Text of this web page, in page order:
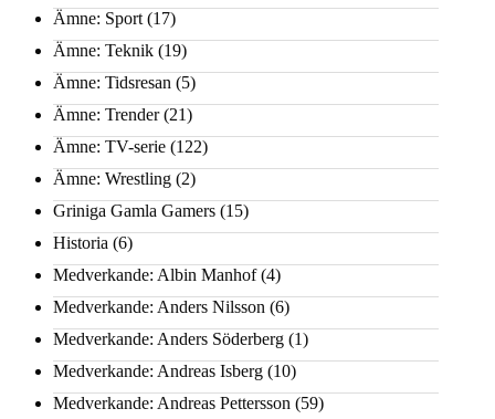
Ämne: Sport (17)
Ämne: Teknik (19)
Ämne: Tidsresan (5)
Ämne: Trender(21)
Ämne: TV-serie (122)
Ämne: Wrestling (2)
Griniga Gamla Gamers (15)
Historia (6)
Medverkande: Albin Manhof(4)
Medverkande: Anders Nilsson (6)
Medverkande: Anders Söderberg (1)
Medverkande: Andreas Isberg (10)
Medverkande: Andreas Pettersson (59)